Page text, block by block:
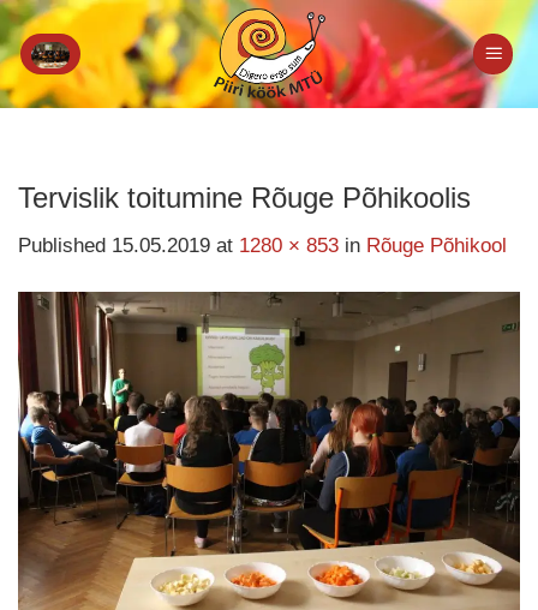
Skip
to
content
Tervislik toitumine Rõuge Põhikoolis
Published 15.05.2019 at 1280 × 853 in Rõuge Põhikool